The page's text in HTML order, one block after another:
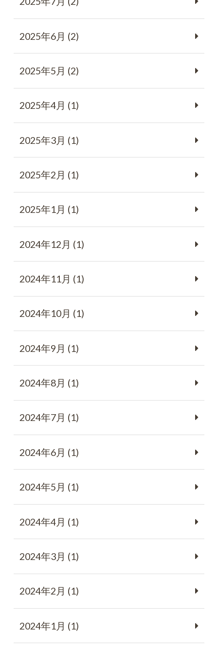
2025年6月 (2)
2025年5月 (2)
2025年4月 (1)
2025年3月 (1)
2025年2月 (1)
2025年1月 (1)
2024年12月 (1)
2024年11月 (1)
2024年10月 (1)
2024年9月 (1)
2024年8月 (1)
2024年7月 (1)
2024年6月 (1)
2024年5月 (1)
2024年4月 (1)
2024年3月 (1)
2024年2月 (1)
2024年1月 (1)